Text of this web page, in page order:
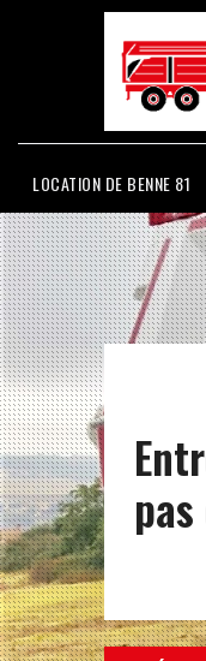
LOCATION DE BENNE 81